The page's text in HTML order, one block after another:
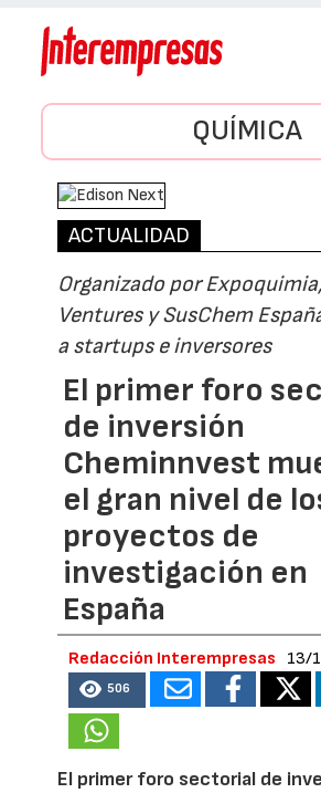
QUÍMICA
ACTUALIDAD
Organizado por
Ventures y SusChem
a startups e inversores
El primer foro
de inversión
Cheminnvest
el gran nivel de
proyectos de
investigación en
España
Redacción Interempresas 13/
506
El primer foro sectorial de